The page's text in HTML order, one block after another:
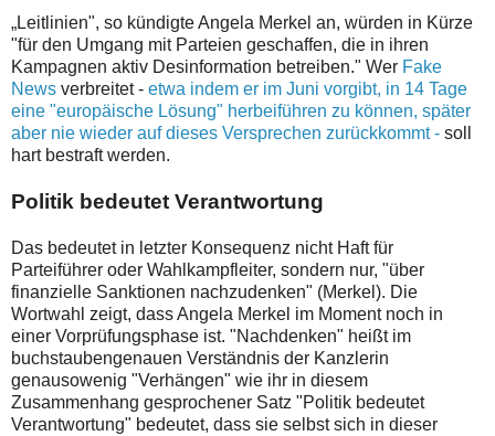
„Leitlinien", so kündigte Angela Merkel an, würden in Kürze
"für den Umgang mit Parteien geschaffen, die in ihren
Kampagnen aktiv Desinformation betreiben." Wer Fake
News verbreitet - etwa indem er im Juni vorgibt, in 14 Tage
eine "europäische Lösung" herbeiführen zu können, später
aber nie wieder auf dieses Versprechen zurückkommt - soll
hart bestraft werden.
Politik bedeutet Verantwortung
Das bedeutet in letzter Konsequenz nicht Haft für
Parteiführer oder Wahlkampfleiter, sondern nur, "über
finanzielle Sanktionen nachzudenken" (Merkel). Die
Wortwahl zeigt, dass Angela Merkel im Moment noch in
einer Vorprüfungsphase ist. "Nachdenken" heißt im
buchstaubengenauen Verständnis der Kanzlerin
genausowenig "Verhängen" wie ihr in diesem
Zusammenhang gesprochener Satz "Politik bedeutet
Verantwortung" bedeutet, dass sie selbst sich in dieser